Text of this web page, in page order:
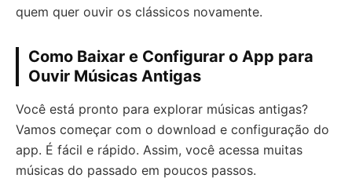
quem quer ouvir os clássicos novamente.
Como Baixar e Configurar o App para
Ouvir Músicas Antigas
Você está pronto para explorar músicas antigas?
Vamos começar com o download e configuração do
app. É fácil e rápido. Assim, você acessa muitas
músicas do passado em poucos passos.